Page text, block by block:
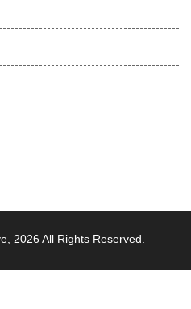
, 2026 All Rights Reserved.